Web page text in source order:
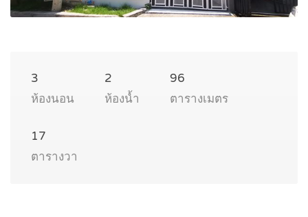
3
ห้องนอน
2
ห้องน้ำ
96
ตารางเมตร
17
ตารางวา